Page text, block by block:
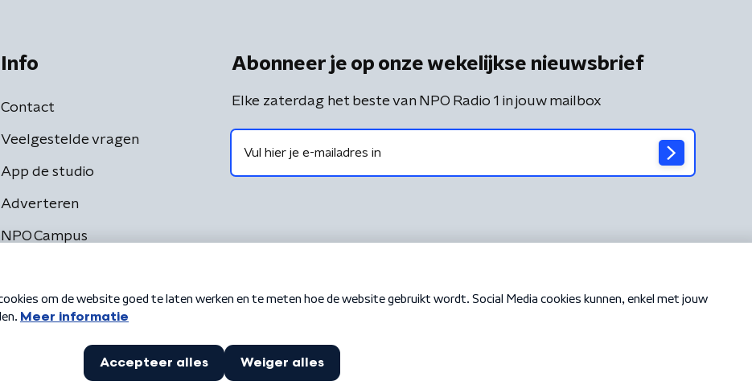
Info
Contact
Veelgestelde vragen
App de studio
Adverteren
NPO Campus
Abonneer je op onze wekelijkse nieuwsbrief
Elke zaterdag het beste van NPO Radio 1 in jouw mailbox